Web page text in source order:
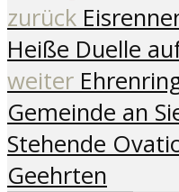
zurück
Heiße Duelle
weiter
Gemeinde an
Stehende
Geehrten